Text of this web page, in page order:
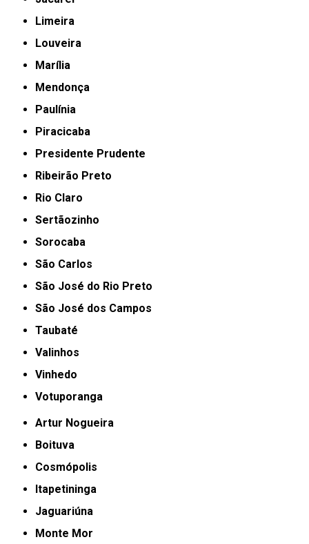
Limeira
Louveira
Marília
Mendonça
Paulínia
Piracicaba
Presidente Prudente
Ribeirão Preto
Rio Claro
Sertãozinho
Sorocaba
São Carlos
São José do Rio Preto
São José dos Campos
Taubaté
Valinhos
Vinhedo
Votuporanga
Artur Nogueira
Boituva
Cosmópolis
Itapetininga
Jaguariúna
Monte Mor